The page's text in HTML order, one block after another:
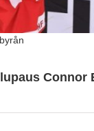
Connor